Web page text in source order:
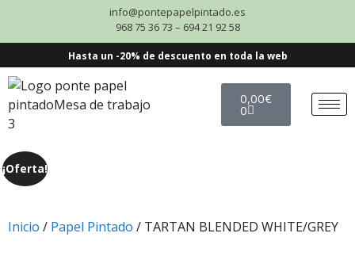
info@pontepapelpintado.es
968 75 36 73 – 694 21 92 58
Hasta un -20% de descuento en toda la web
0,00€
0
¡Oferta!
Inicio / Papel Pintado / TARTAN BLENDED WHITE/GREY